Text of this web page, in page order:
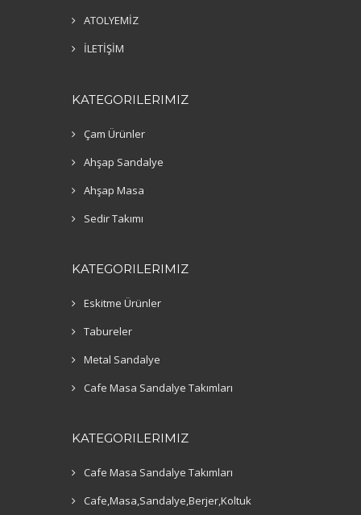
ATOLYEMİZ
İLETİŞİM
KATEGORILERIMIZ
Çam Ürünler
Ahşap Sandalye
Ahşap Masa
Sedir Takımı
KATEGORILERIMIZ
Eskitme Ürünler
Tabureler
Metal Sandalye
Cafe Masa Sandalye Takımları
KATEGORILERIMIZ
Cafe Masa Sandalye Takımları
Cafe,Masa,Sandalye,Berjer,Koltuk